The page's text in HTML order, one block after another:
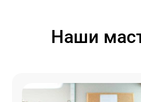
Наши